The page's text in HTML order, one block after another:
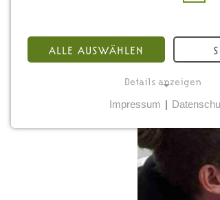
ALLE AUSWÄHLEN
Details anzeigen
Notwendige Cookies ermöglichen
Funktionen und sind für die
der Website erforderlich.
Impressum |